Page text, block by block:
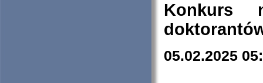
Konkurs
05.02.2025